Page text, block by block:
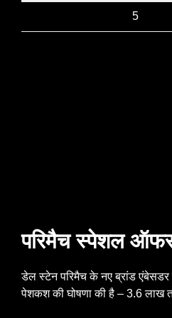
5
परिमैच स्पेशल
डेल स्टेन परिमैच के नए ब्रांड एंबेसडर
पेशकश की घोषणा की है – 3.6 लाख